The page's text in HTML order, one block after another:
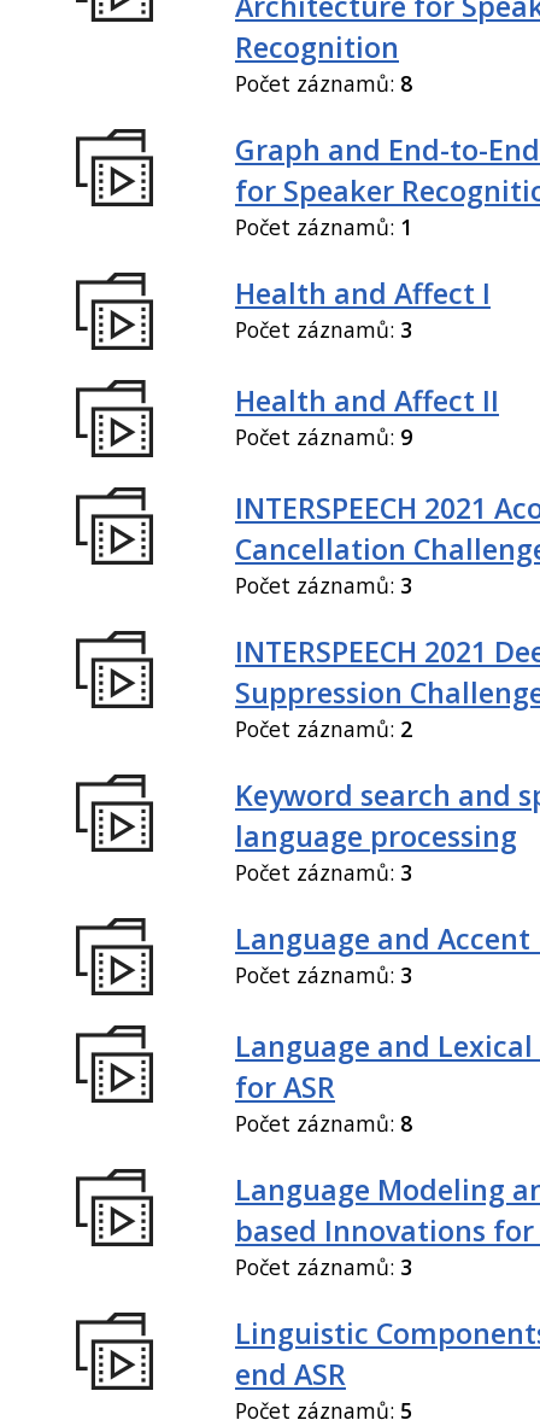
Recognition
Počet záznamů: 8
Graph and End-to-
for Speaker
Počet záznamů: 1
Health and Affect I
Počet záznamů: 3
Health and Affect II
Počet záznamů: 9
INTERSPEECH 2021
Cancellation
Počet záznamů: 3
INTERSPEECH 2021
Suppression
Počet záznamů: 2
Keyword search and
language processing
Počet záznamů: 3
Language and
Počet záznamů: 3
Language and
for ASR
Počet záznamů: 8
Language Modeling
based Innovations for
Počet záznamů: 3
Linguistic
end ASR
Počet záznamů: 5